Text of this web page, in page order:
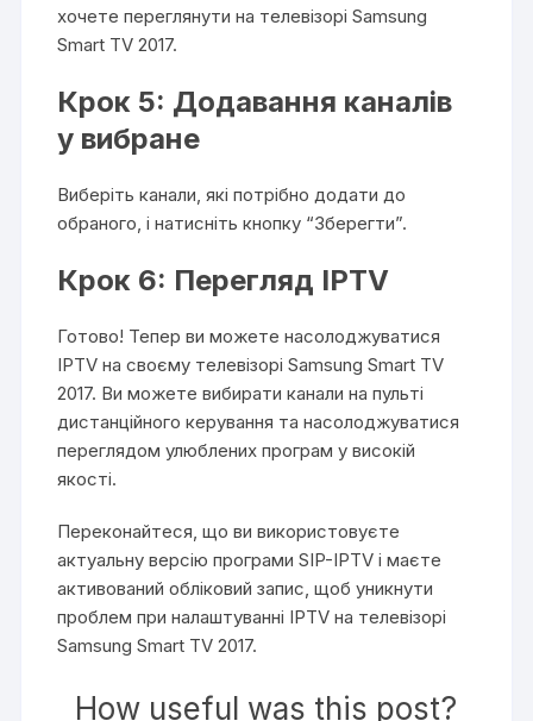
хочете переглянути на телевізорі Samsung
Smart TV 2017.
Крок 5: Додавання каналів
у вибране
Виберіть канали, які потрібно додати до
обраного, і натисніть кнопку “Зберегти”.
Крок 6: Перегляд IPTV
Готово! Тепер ви можете насолоджуватися
IPTV на своєму телевізорі Samsung Smart TV
2017. Ви можете вибирати канали на пульті
дистанційного керування та насолоджуватися
переглядом улюблених програм у високій
якості.
Переконайтеся, що ви використовуєте
актуальну версію програми SIP-IPTV і маєте
активований обліковий запис, щоб уникнути
проблем при налаштуванні IPTV на телевізорі
Samsung Smart TV 2017.
How useful was this post?